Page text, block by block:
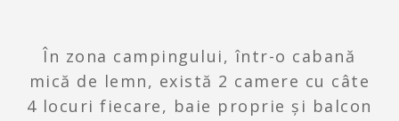
În zona campingului, într-o cabană
mică de lemn, există 2 camere cu câte
4 locuri fiecare, baie proprie și balcon